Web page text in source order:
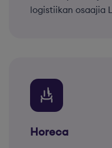
logistiikan osaajia
Horeca